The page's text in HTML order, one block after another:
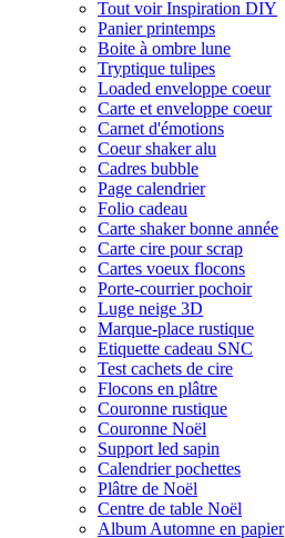
Tout voir Inspiration DIY
Panier printemps
Boite à ombre lune
Tryptique tulipes
Loaded enveloppe coeur
Carte et enveloppe coeur
Carnet d'émotions
Coeur shaker alu
Cadres bubble
Page calendrier
Folio cadeau
Carte shaker bonne année
Carte cire pour scrap
Cartes voeux flocons
Porte-courrier pochoir
Luge neige 3D
Marque-place rustique
Etiquette cadeau SNC
Test cachets de cire
Flocons en plâtre
Couronne rustique
Couronne Noël
Support led sapin
Calendrier pochettes
Plâtre de Noël
Centre de table Noël
Album Automne en papier